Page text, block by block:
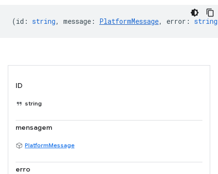
(id : string, message : PlatformMessage, error : string
ID
string
mensagem
PlatformMessage
erro